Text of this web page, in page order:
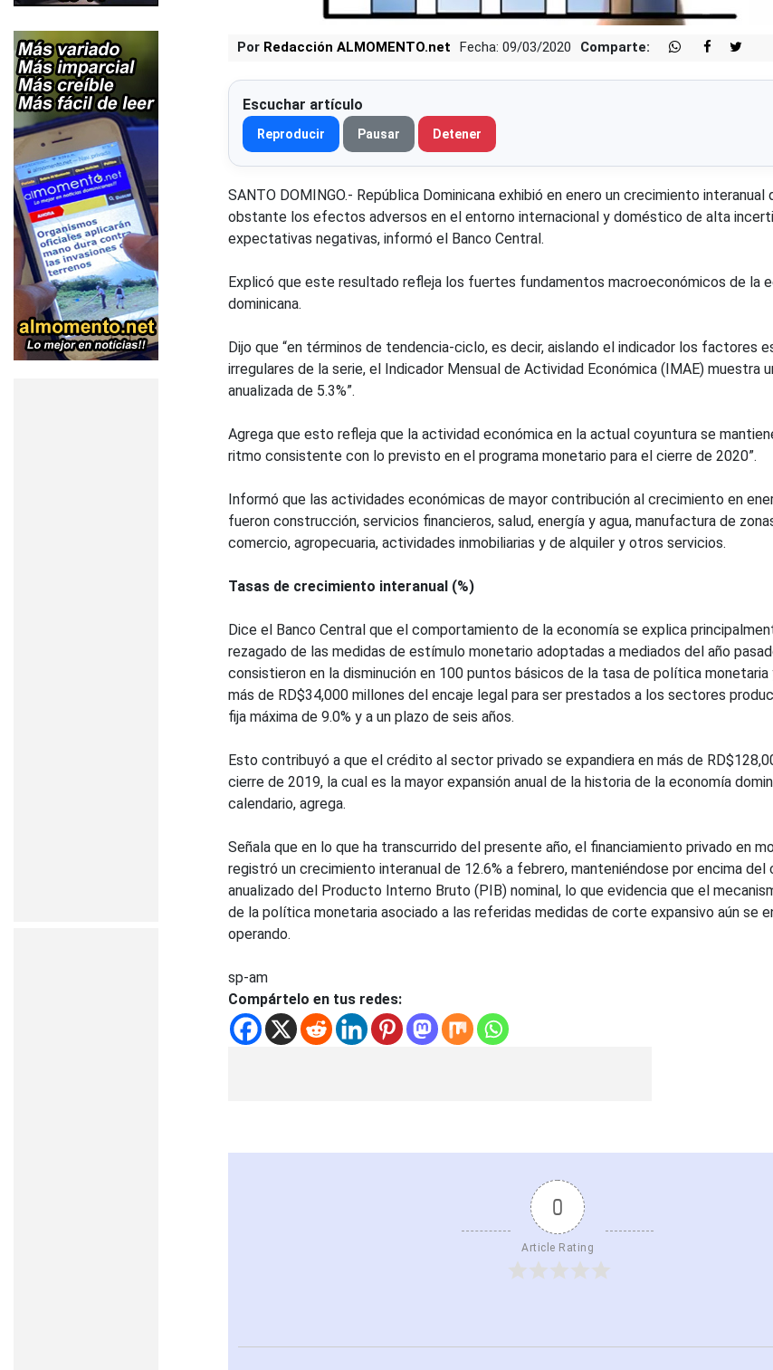
Por Redacción ALMOMENTO.net Fecha: 09/03/2020 Comparte:
Escuchar artículo
Reproducir Pausar Detener
SANTO DOMINGO.- República Dominicana exhibió en enero un crecimiento interanual
obstante los efectos adversos en el entorno internacional y doméstico de alta
expectativas negativas, informó el Banco Central.
Explicó que este resultado refleja los fuertes fundamentos macroeconómicos de la
dominicana.
Dijo que “en términos de tendencia-ciclo, es decir, aislando el indicador los factores
irregulares de la serie, el Indicador Mensual de Actividad Económica (IMAE) muestra
anualizada de 5.3%”.
Agrega que esto refleja que la actividad económica en la actual coyuntura se
ritmo consistente con lo previsto en el programa monetario para el cierre de 2020”.
Informó que las actividades económicas de mayor contribución al crecimiento en
fueron construcción, servicios financieros, salud, energía y agua, manufactura de
comercio, agropecuaria, actividades inmobiliarias y de alquiler y otros servicios.
Tasas de crecimiento interanual (%)
Dice el Banco Central que el comportamiento de la economía se explica
rezagado de las medidas de estímulo monetario adoptadas a mediados del año
consistieron en la disminución en 100 puntos básicos de la tasa de política monetaria
más de RD$34,000 millones del encaje legal para ser prestados a los sectores
fija máxima de 9.0% y a un plazo de seis años.
Esto contribuyó a que el crédito al sector privado se expandiera en más de
cierre de 2019, la cual es la mayor expansión anual de la historia de la economía
calendario, agrega.
Señala que en lo que ha transcurrido del presente año, el financiamiento privado en
registró un crecimiento interanual de 12.6% a febrero, manteniéndose por encima del
anualizado del Producto Interno Bruto (PIB) nominal, lo que evidencia que el
de la política monetaria asociado a las referidas medidas de corte expansivo aún se
operando.
sp-am
Compártelo en tus redes:
0
Article Rating